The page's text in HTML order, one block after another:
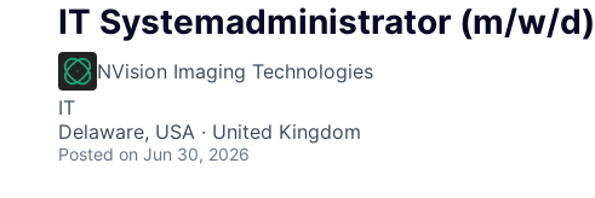
IT Systemadministrator (m/w/d)
NVision Imaging Technologies
IT
Delaware, USA · United Kingdom
Posted on Jun 30, 2026